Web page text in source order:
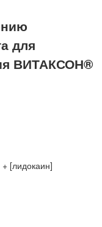
для
ВИТАКСОН®
[лидокаин]